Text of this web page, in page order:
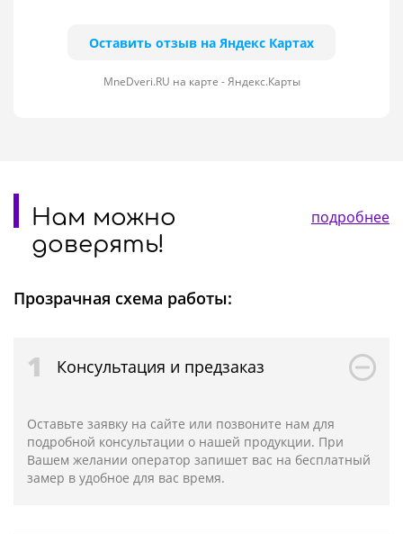
Оставить отзыв на Яндекс Картах
MneDveri.RU на карте - Яндекс.Карты
Нам можно
доверять!
подробнее
Прозрачная схема работы:
1 Консультация и предзаказ
Оставьте заявку на сайте или позвоните нам для
подробной консультации о нашей продукции. При
Вашем желании оператор запишет вас на бесплатный
замер в удобное для вас время.